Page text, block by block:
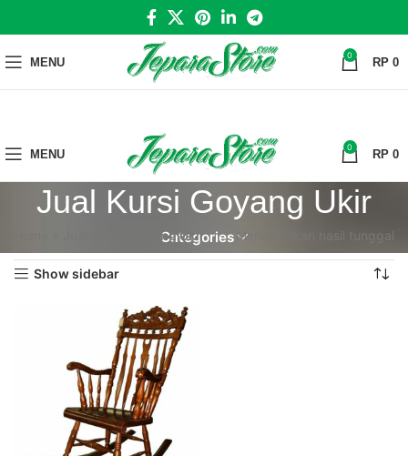
MENU 0 RP 0
MENU 0 RP 0
Jual Kursi Goyang Ukir
Categories
Jual Kursi Goyang Ukir Menampilkan hasil tunggal
Show sidebar